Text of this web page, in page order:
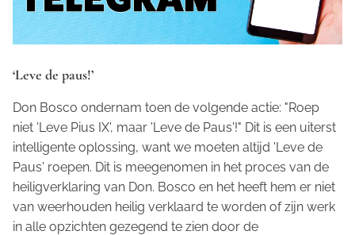
‘Leve de paus!’
Don Bosco ondernam toen de volgende actie: "Roep
niet 'Leve Pius IX', maar 'Leve de Paus'!" Dit is een uiterst
intelligente oplossing, want we moeten altijd 'Leve de
Paus' roepen. Dit is meegenomen in het proces van de
heiligverklaring van Don. Bosco en het heeft hem er niet
van weerhouden heilig verklaard te worden of zijn werk
in alle opzichten gezegend te zien door de